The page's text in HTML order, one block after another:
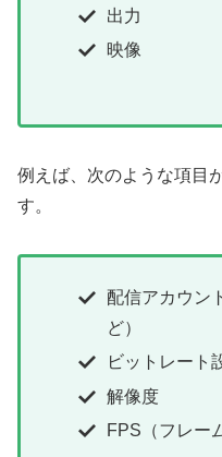
出力
映像
例えば、次のような項目
す。
配信アカウン
ど）
ビットレート
解像度
FPS（フレー